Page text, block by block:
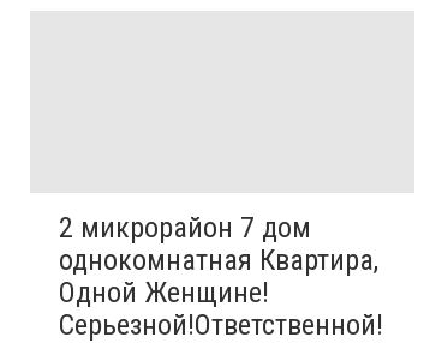
2 микрорайон 7 дом
однокомнатная Квартира,
Одной Женщине!
Серьезной!Ответственной!